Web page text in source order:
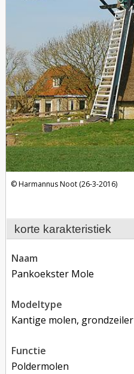
korte karakteristiek
naam
Pankoekster Mole
modeltype
Kantige molen, grondzeiler
functie
poldermolen
Harmannus Noot (26-3-2016)